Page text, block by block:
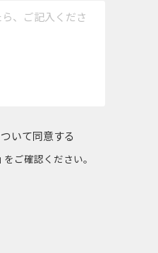
いて同意する
｣ をご確認ください。